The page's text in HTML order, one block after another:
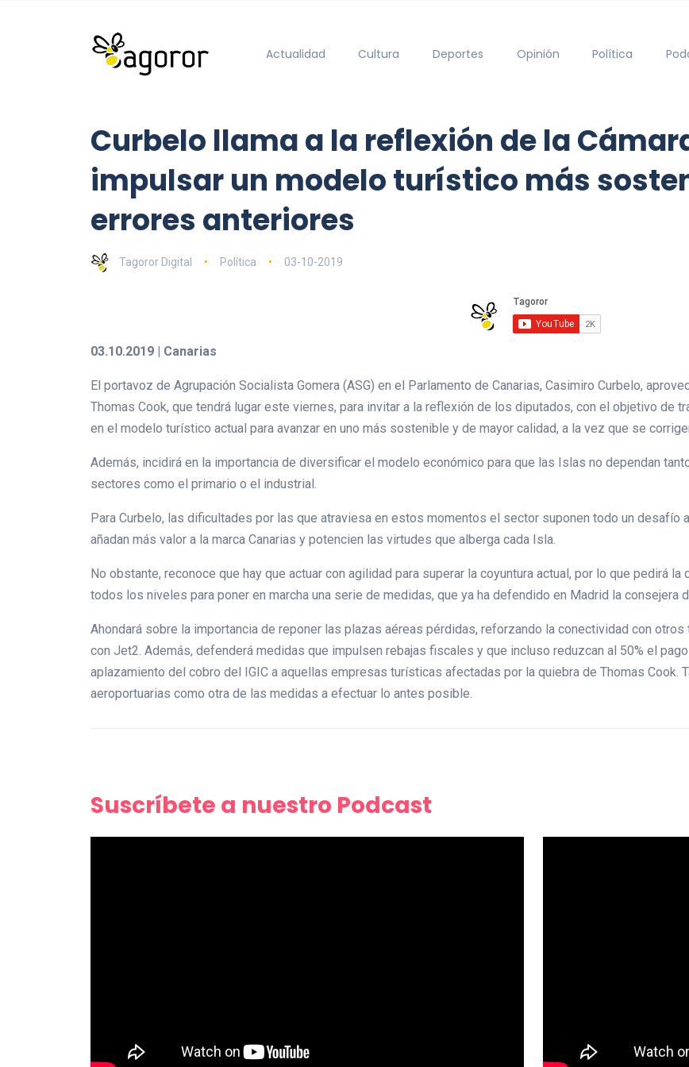
Actualidad Cultura Deportes Opinión Política
Curbelo llama a la reflexión de la
impulsar un modelo turístico más
errores anteriores
Tagoror Digital Política 03-10-2019
03.10.2019 | Canarias
El portavoz de Agrupación Socialista Gomera (ASG) en el Parlamento de Canarias, Casimiro Curbelo,
Thomas Cook, que tendrá lugar este viernes, para invitar a la reflexión de los diputados, con el objetivo de
en el modelo turístico actual para avanzar en uno más sostenible y de mayor calidad, a la vez que se
Además, incidirá en la importancia de diversificar el modelo económico para que las Islas no dependan
sectores como el primario o el industrial.
Para Curbelo, las dificultades por las que atraviesa en estos momentos el sector suponen todo un desafío
añadan más valor a la marca Canarias y potencien las virtudes que alberga cada Isla.
No obstante, reconoce que hay que actuar con agilidad para superar la coyuntura actual, por lo que pedirá
todos los niveles para poner en marcha una serie de medidas, que ya ha defendido en Madrid la consejera
Ahondará sobre la importancia de reponer las plazas aéreas pérdidas, reforzando la conectividad con
con Jet2. Además, defenderá medidas que impulsen rebajas fiscales y que incluso reduzcan al 50% el
aplazamiento del cobro del IGIC a aquellas empresas turísticas afectadas por la quiebra de Thomas Cook.
aeroportuarias como otra de las medidas a efectuar lo antes posible.
Suscríbete a nuestro Podcast